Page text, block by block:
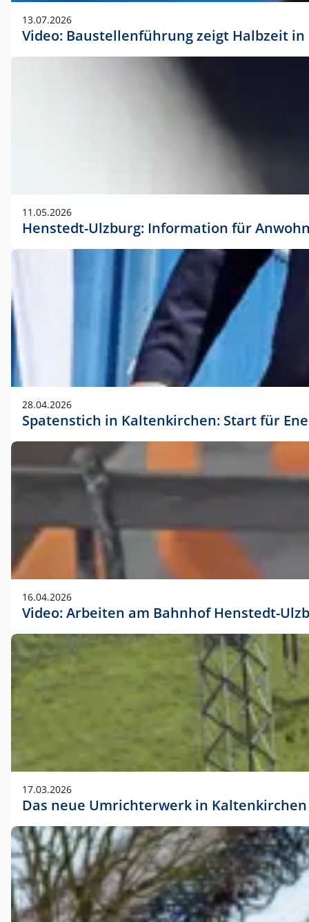
13.07.2026
Video: Baustellenführung zeigt Halbzeit
11.05.2026
Henstedt-Ulzburg: Information für
28.04.2026
Spatenstich in Kaltenkirchen: Start für
16.04.2026
Video: Arbeiten am Bahnhof Henstedt-
17.03.2026
Das neue Umrichterwerk in Kaltenkirchen